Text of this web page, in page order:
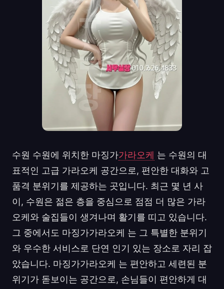
수원 수원에 위치한 마징가가라오케 는 수원의 대
표적인 고급 가라오케 공간으로, 편안한 대화와 고
품격 분위기를 제공하는 곳입니다. 최근 몇 년 사
이, 수원은 젊은 층을 중심으로 점점 더 많은 가라
오케와 술집들이 생겨나며 활기를 띠고 있습니다.
그 중에서도 마징가가라오케 는 그 특별한 분위기
와 우수한 서비스로 단연 인기 있는 장소로 자리 잡
았습니다. 마징가가라오케 는 편안하고 세련된 분
위기가 돋보이는 공간으로, 손님들이 편안하게 대